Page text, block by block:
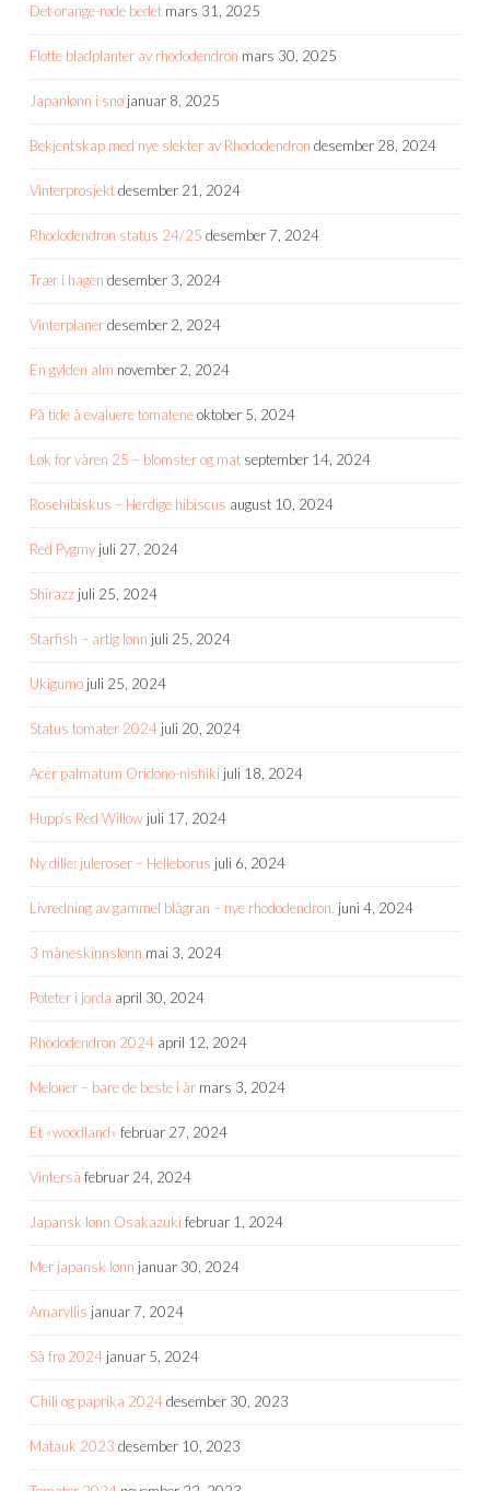
Det orange-røde bedet mars 31, 2025
Flotte bladplanter av rhododendron mars 30, 2025
Japanlønn i snø januar 8, 2025
Bekjentskap med nye slekter av Rhododendron desember 28, 2024
Vinterprosjektdesember 21, 2024
Rhododendron status 24/25 desember 7, 2024
Trær i hagen desember 3, 2024
Vinterplanerdesember 2, 2024
En gylden alm november 2, 2024
På tide å evaluere tomateneoktober 5, 2024
Løk for våren 25 – blomster og mat september 14, 2024
Rosehibiskus – Herdige hibiscus august 10, 2024
Red Pygmy juli 27, 2024
Shirazz juli 25, 2024
Starfish – artig lønn juli 25, 2024
Ukigumo juli 25, 2024
Status tomater 2024 juli 20, 2024
Acer palmatum Oridono-nishiki juli 18, 2024
Hupp’s Red Willow juli 17, 2024
Ny dille: juleroser – Helleborus juli 6, 2024
Livredning av gammel blågran – nye rhododendron. juni 4, 2024
3 måneskinnslønn mai 3, 2024
Poteter i jorda april 30, 2024
Rhododendron 2024 april 12, 2024
Meloner – bare de beste i år mars 3, 2024
Et «woodland» februar 27, 2024
Vinterså februar 24, 2024
Japansk lønn Osakazuki februar 1, 2024
Mer japansk lønn januar 30, 2024
Amaryllis januar 7, 2024
Så frø 2024 januar 5, 2024
Chili og paprika 2024desember 30, 2023
Matauk 2023 desember 10, 2023